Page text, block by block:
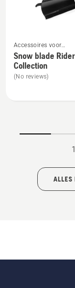
meer
details
over
Snow
Accessoires voor
frontzitmaaiers voor
aan de voorzijde
Snow blade Rider
Collection
(No reviews)
ALLES